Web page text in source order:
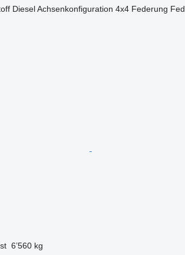
Diesel Achsenkonfiguration 4x4 Federung
6’560 kg